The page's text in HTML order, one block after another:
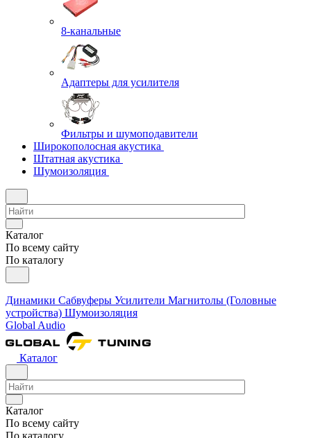
8-канальные
Адаптеры для усилителя
Фильтры и шумоподавители
Широкополосная акустика
Штатная акустика
Шумоизоляция
Каталог
По всему сайту
По каталогу
Динамики Сабвуферы Усилители Магнитолы (Головные
устройства) Шумоизоляция
Global Audio
Каталог
Каталог
По всему сайту
По каталогу